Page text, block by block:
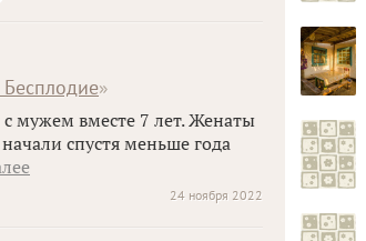
»
мужем вместе 7 лет. Женаты
спустя меньше года
24 ноября 2022